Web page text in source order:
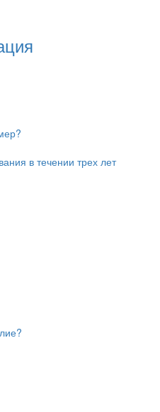
в течении трех лет